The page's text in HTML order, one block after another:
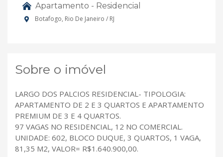
Apartamento - Residencial
Botafogo, Rio De Janeiro / RJ
Sobre o imóvel
LARGO DOS PALCIOS RESIDENCIAL- TIPOLOGIA:
APARTAMENTO DE 2 E 3 QUARTOS E APARTAMENTO
PREMIUM DE 3 E 4 QUARTOS.
97 VAGAS NO RESIDENCIAL, 12 NO COMERCIAL.
UNIDADE: 602, BLOCO DUQUE, 3 QUARTOS, 1 VAGA,
81,35 M2, VALOR= R$1.640.900,00.